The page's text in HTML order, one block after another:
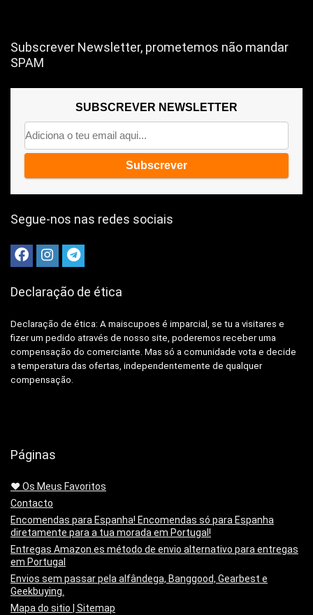
Subscrever Newsletter, prometemos não mandar
SPAM
SUBSCREVER NEWSLETTER
Segue-nos nas redes sociais
Declaração de ética
Declaração de ética: A maiscupoes é imparcial, se tu a visitares e
fizer um pedido através de nosso site, poderemos receber uma
compensação do comerciante. Mas só a comunidade vota e decide
a temperatura das ofertas, independentemente de qualquer
compensação.
Páginas
❤️ Os Meus Favoritos
Contacto
Encomendas para Espanha! Encomendas só para Espanha
diretamente para a tua morada em Portugal!
Entregas Amazon.es método de envio alternativo para entregas
em Portugal
Envios sem passar pela alfândega, Banggood, Gearbest e
Geekbuying.
Mapa do sitio | Sitemap